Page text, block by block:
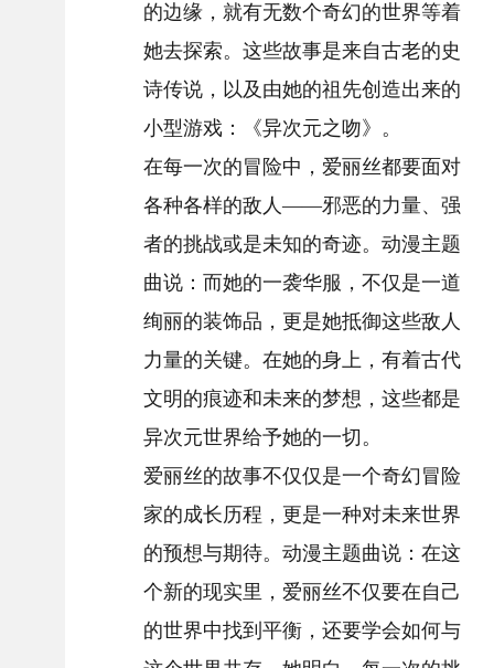
的边缘，就有无数个奇幻的世界等着
她去探索。这些故事是来自古老的史
诗传说，以及由她的祖先创造出来的
小型游戏：《异次元之吻》。
在每一次的冒险中，爱丽丝都要面对
各种各样的敌人——邪恶的力量、强
者的挑战或是未知的奇迹。动漫主题
曲说：而她的一袭华服，不仅是一道
绚丽的装饰品，更是她抵御这些敌人
力量的关键。在她的身上，有着古代
文明的痕迹和未来的梦想，这些都是
异次元世界给予她的一切。
爱丽丝的故事不仅仅是一个奇幻冒险
家的成长历程，更是一种对未来世界
的预想与期待。动漫主题曲说：在这
个新的现实里，爱丽丝不仅要在自己
的世界中找到平衡，还要学会如何与